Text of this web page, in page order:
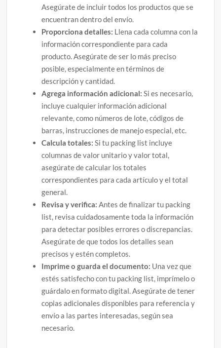
Asegúrate de incluir todos los productos que se
encuentran dentro del envío.
Proporciona detalles: Llena cada columna con la
información correspondiente para cada
producto. Asegúrate de ser lo más preciso
posible, especialmente en términos de
descripción y cantidad.
Agrega información adicional: Si es necesario,
incluye cualquier información adicional
relevante, como números de lote, códigos de
barras, instrucciones de manejo especial, etc.
Calcula totales:Si tu packing list incluye
columnas de valor unitario y valor total,
asegúrate de calcular los totales
correspondientes para cada artículo y el total
general.
Revisa y verifica:Antes de finalizar tu packing
list, revisa cuidadosamente toda la información
para detectar posibles errores o discrepancias.
Asegúrate de que todos los detalles sean
precisos y estén completos.
Imprime o guarda el documento: Una vez que
estés satisfecho con tu packing list, imprímelo o
guárdalo en formato digital. Asegúrate de tener
copias adicionales disponibles para referencia y
envío a las partes interesadas, según sea
necesario.